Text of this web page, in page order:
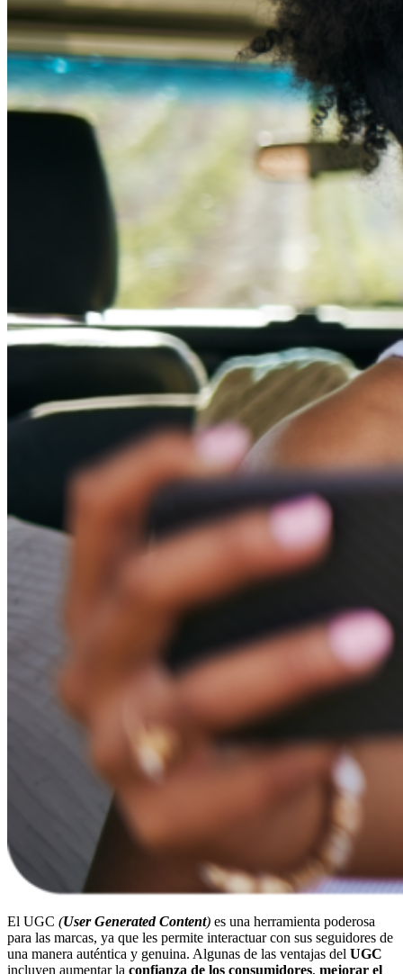
El UGC (User Generated Content) es una herramienta poderosa
para las marcas, ya que les permite interactuar con sus seguidores de
una manera auténtica y genuina. Algunas de las ventajas del UGC
incluyen aumentar la confianza de los consumidores, mejorar el